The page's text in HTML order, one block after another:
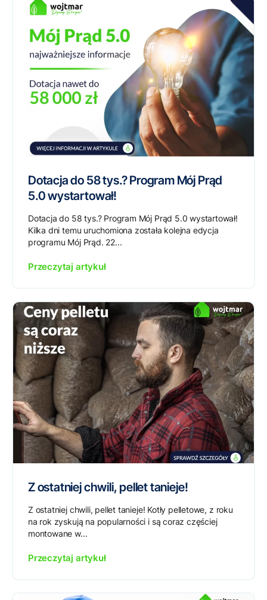
Dotacja do 58 tys.? Program Mój Prąd
5.0 wystartował!
Dotacja do 58 tys.? Program Mój Prąd 5.0 wystartował!
Kilka dni temu uruchomiona została kolejna edycja
programu Mój Prąd. 22...
Przeczytaj artykuł
Z ostatniej chwili, pellet tanieje!
Z ostatniej chwili, pellet tanieje! Kotły pelletowe, z roku
na rok zyskują na popularności i są coraz częściej
montowane w...
Przeczytaj artykuł